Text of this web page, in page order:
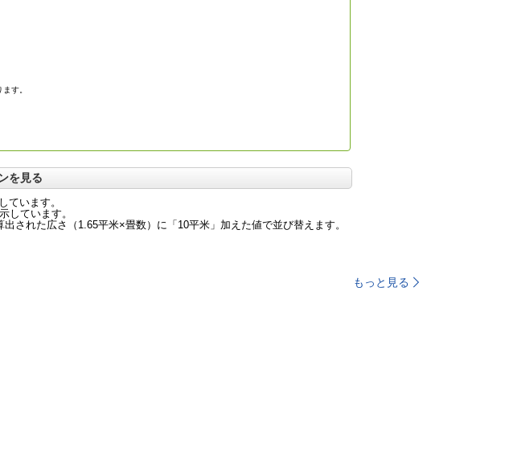
す。
を見る
ています。
しています。
された広さ（1.65平米×畳数）に「10平米」加えた値で並び替えます。
もっと見る